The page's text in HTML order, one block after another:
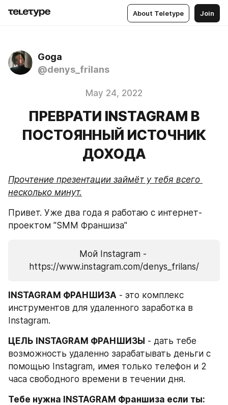
About Teletype Join
Goga
@denys_frilans
May 24, 2022
ПРЕВРАТИ INSTAGRAM В
ПОСТОЯННЫЙ ИСТОЧНИК
ДОХОДА
Прочтение презентации займёт у тебя всего
несколько минут.
Привет. Уже два года я работаю с интернет-
проектом "SMM Франшиза"
Мой Instagram -
https://www.instagram.com/denys_frilans/
INSTAGRAM ФРАНШИЗА - это комплекс
инструментов для удаленного заработка в
Instagram.
ЦЕЛЬ INSTAGRAM ФРАНШИЗЫ - дать тебе
возможность удаленно зарабатывать деньги с
помощью Instagram, имея только телефон и 2
часа свободного времени в течении дня.
Тебе нужна INSTAGRAM Франшиза если ты: